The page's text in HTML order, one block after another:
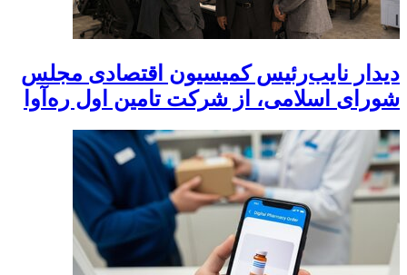
دیدار نایب‌رئیس کمیسیون اقتصادی مجلس
شورای اسلامی، از شرکت تامین اول ره‌آوا